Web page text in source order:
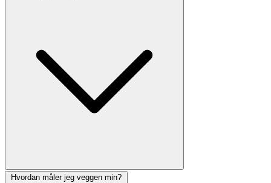
Hvordan måler jeg veggen min?